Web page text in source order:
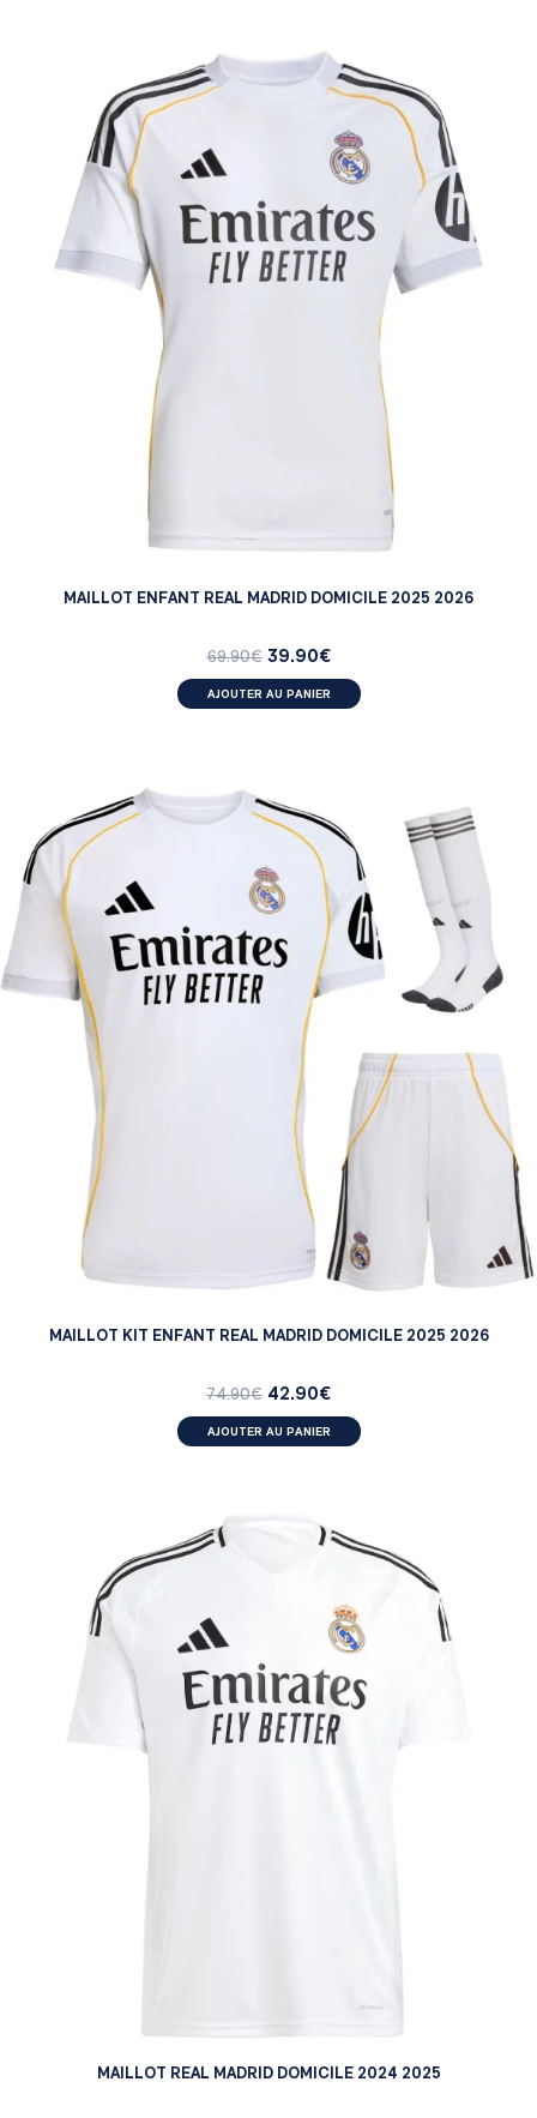
MAILLOT ENFANT REAL MADRID DOMICILE 2025 2026
69.90€ 39.90€
AJOUTER AU PANIER
MAILLOT KIT ENFANT REAL MADRID DOMICILE 2025 2026
74.90€ 42.90€
AJOUTER AU PANIER
MAILLOT REAL MADRID DOMICILE 2024 2025